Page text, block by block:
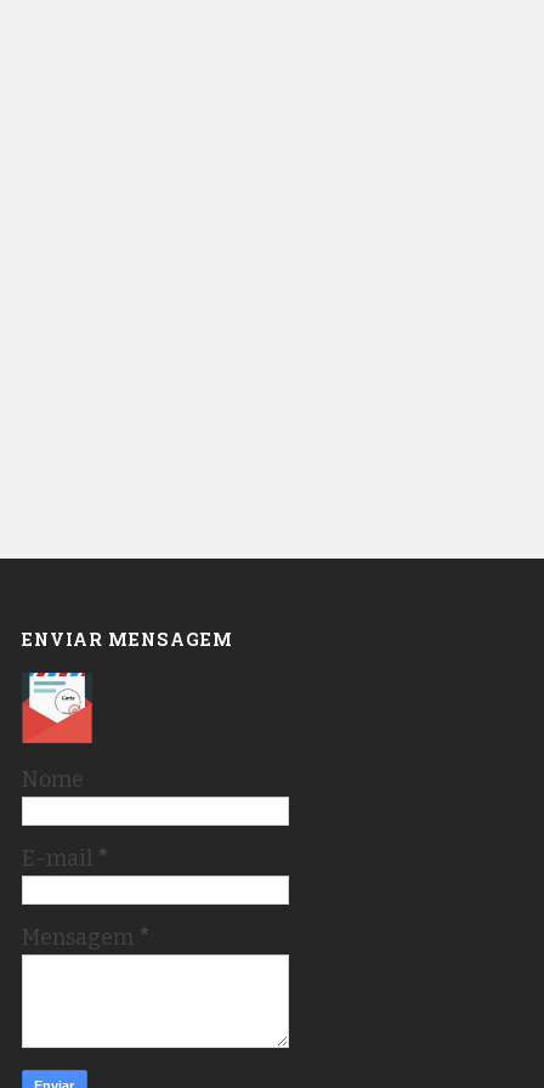
ENVIAR MENSAGEM
Nome
E-mail *
Mensagem *